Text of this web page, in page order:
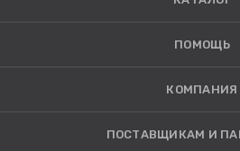
ПОМОЩЬ
КОМПАНИЯ
ПОСТАВЩИКАМ И